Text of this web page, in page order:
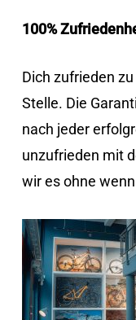
100%
Dich zufrieden
Stelle. Die
nach jeder
unzufrieden mit
wir es ohne